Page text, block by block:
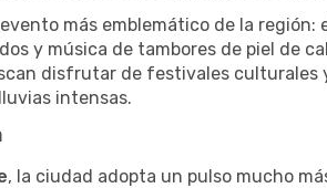
más emblemático de la región:
y música de tambores de piel de
disfrutar de festivales
intensas.
, la ciudad adopta un pulso mucho